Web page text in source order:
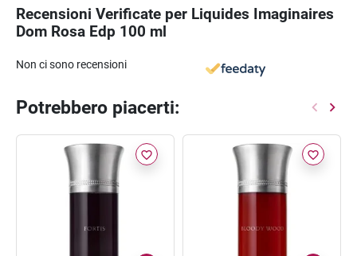
Recensioni Verificate per Liquides Imaginaires
Dom Rosa Edp 100 ml
Non ci sono recensioni
Potrebbero piacerti:
favorite_border favorite_border